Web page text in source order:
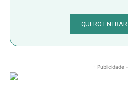
QUERO ENTRAR
- Publicidade -